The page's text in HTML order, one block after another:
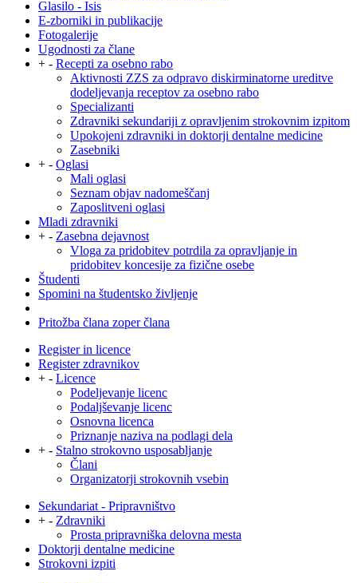
Glasilo - Isis
E-zborniki in publikacije
Fotogalerije
Ugodnosti za člane
+ - Recepti za osebno rabo
Aktivnosti ZZS za odpravo diskirminatorne ureditve
dodeljevanja receptov za osebno rabo
Specializanti
Zdravniki sekundariji z opravljenim strokovnim izpitom
Upokojeni zdravniki in doktorji dentalne medicine
Zasebniki
+ - Oglasi
Mali oglasi
Seznam objav nadomeščanj
Zaposlitveni oglasi
Mladi zdravniki
+ - Zasebna dejavnost
Vloga za pridobitev potrdila za opravljanje in
pridobitev koncesije za fizične osebe
Študenti
Spomini na študentsko življenje
Pritožba člana zoper člana
Register in licence
Register zdravnikov
+ - Licence
Podeljevanje licenc
Podaljševanje licenc
Osnovna licenca
Priznanje naziva na podlagi dela
+ - Stalno strokovno usposabljanje
Člani
Organizatorji strokovnih vsebin
Sekundariat - Pripravništvo
+ - Zdravniki
Prosta pripravniška delovna mesta
Doktorji dentalne medicine
Strokovni izpiti